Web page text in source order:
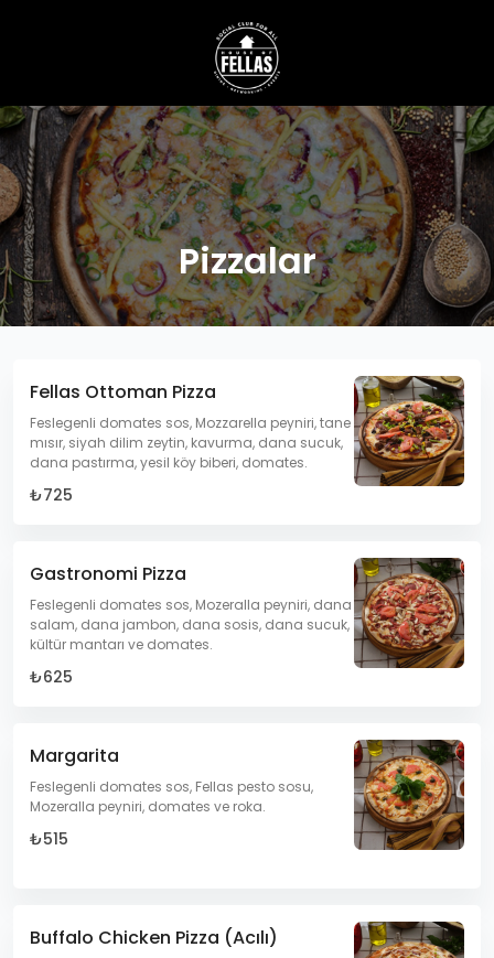
Pizzalar
Fellas Ottoman Pizza
Feslegenli domates sos, Mozzarella peyniri, tane
mısır, siyah dilim zeytin, kavurma, dana sucuk,
dana pastırma, yesil köy biberi, domates.
₺725
Gastronomi Pizza
Feslegenli domates sos, Mozeralla peyniri, dana
salam, dana jambon, dana sosis, dana sucuk,
kültür mantarı ve domates.
₺625
Margarita
Feslegenli domates sos, Fellas pesto sosu,
Mozeralla peyniri, domates ve roka.
₺515
Buffalo Chicken Pizza (Acılı)